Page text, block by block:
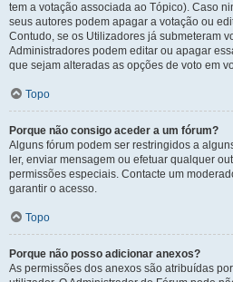
tem a votação associada ao Tópico). Caso
seus autores podem apagar a votação ou
Contudo, se os Utilizadores já submeteram
Administradores podem editar ou apagar
que sejam alteradas as opções de voto em
Topo
Porque não consigo aceder a um fórum?
Alguns fórum podem ser restringidos a
ler, enviar mensagem ou efetuar qualquer
permissões especiais. Contacte um
garantir o acesso.
Topo
Porque não posso adicionar anexos?
As permissões dos anexos são atribuídas